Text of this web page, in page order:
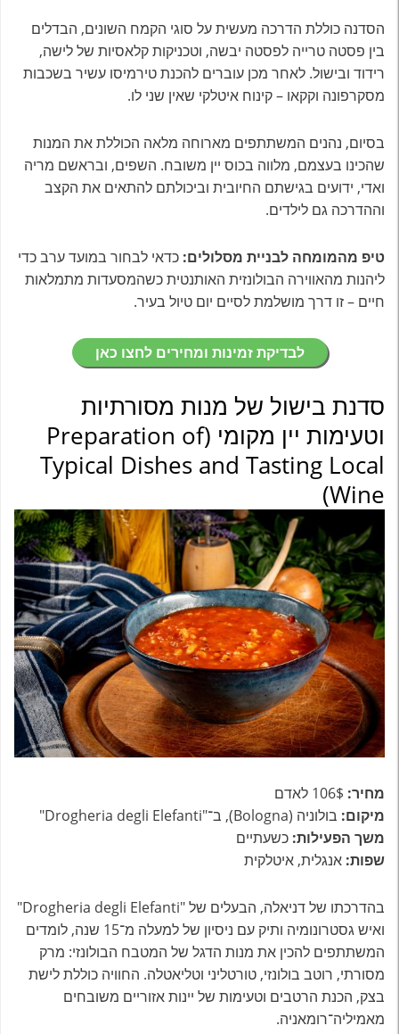
הסדנה כוללת הדרכה מעשית על סוגי הקמח השונים, הבדלים
בין פסטה טרייה לפסטה יבשה, וטכניקות קלאסיות של לישה,
רידוד ובישול. לאחר מכן עוברים להכנת טירמיסו עשיר בשכבות
מסקרפונה וקקאו – קינוח איטלקי שאין שני לו.
בסיום, נהנים המשתתפים מארוחה מלאה הכוללת את המנות
שהכינו בעצמם, מלווה בכוס יין משובח. השפים, ובראשם מריה
ואדי, ידועים בגישתם החיובית וביכולתם להתאים את הקצב
וההדרכה גם לילדים.
טיפ מהמומחה לבניית מסלולים: כדאי לבחור במועד ערב כדי
ליהנות מהאווירה הבולונזית האותנטית כשהמסעדות מתמלאות
חיים – זו דרך מושלמת לסיים יום טיול בעיר.
לבדיקת זמינות ומחירים לחצו כאן
סדנת בישול של מנות מסורתיות
וטעימות יין מקומי (Preparation of
Typical Dishes and Tasting Local
Wine)
מחיר:
מיקום: בולוניה (Bologna), ב־"Drogheria degli Elefanti"
משך הפעילות: כשעתיים
שפות: אנגלית, איטלקית
בהדרכתו של דניאלה, הבעלים של "Drogheria degli Elefanti"
ואיש גסטרונומיה ותיק עם ניסיון של למעלה מ־15 שנה, לומדים
המשתתפים להכין את מנות הדגל של המטבח הבולונזי: מרק
מסורתי, רוטב בולונזי, טורטליני וטליאטלה. החוויה כוללת לישת
בצק, הכנת הרטבים וטעימות של יינות אזוריים משובחים
מאמיליה־רומאניה.